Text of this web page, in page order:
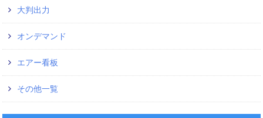
大判出力
オンデマンド
エアー看板
その他一覧